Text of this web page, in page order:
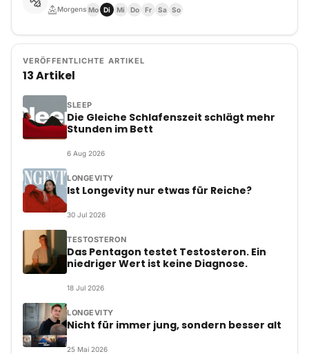
Morgens Mo Di Mi Do Fr Sa So
VERÖFFENTLICHTE ARTIKEL
13 Artikel
SLEEP
Die Gleiche Schlafenszeit schlägt mehr
Stunden im Bett
6 Aug 2026
LONGEVITY
Ist Longevity nur etwas für Reiche?
30 Jul 2026
TESTOSTERON
Das Pentagon testet Testosteron. Ein
niedriger Wert ist keine Diagnose.
18 Jul 2026
LONGEVITY
Nicht für immer jung, sondern besser alt
25 Mai 2026